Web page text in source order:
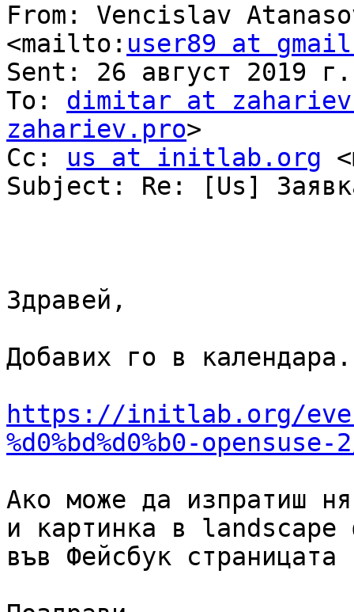
From: Vencislav
<mailto: user89 at
Sent: 26 август 2019
To: dimitar at
zahariev.pro>
Cc: us at initlab.org
Subject: Re: [Us]
Здравей,
Добавих го в календара.
https://initlab.org/events/
%d0%bd%d0%b0-opensuse-
Ако може да изпратиш
и картинка в
във Фейсбук